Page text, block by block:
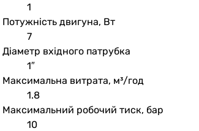
1
Потужність двигуна, Вт
7
Діаметр вхідного патрубка
1″
Максимальна витрата, м³/год
1.8
Максимальний робочий тиск, бар
10